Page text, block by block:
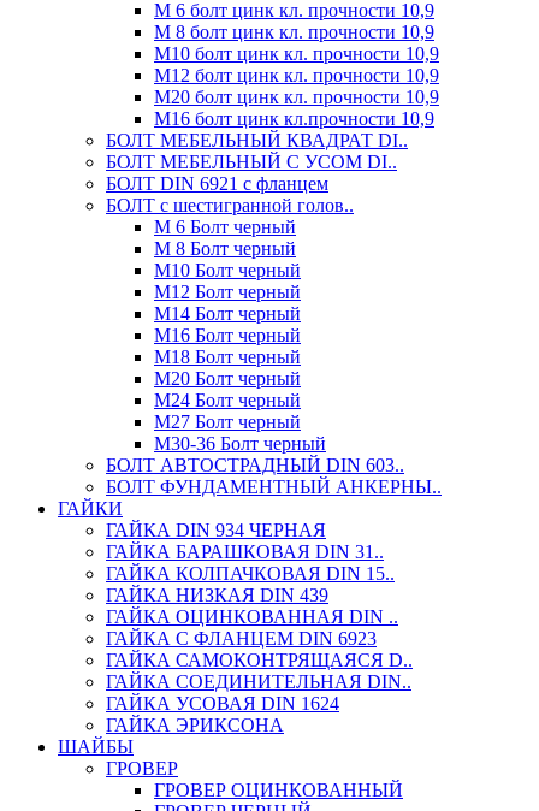
М 6 болт цинк кл. прочности 10,9
М 8 болт цинк кл. прочности 10,9
М10 болт цинк кл. прочности 10,9
М12 болт цинк кл. прочности 10,9
М20 болт цинк кл. прочности 10,9
М16 болт цинк кл.прочности 10,9
БОЛТ МЕБЕЛЬНЫЙ КВАДРАТ DI..
БОЛТ МЕБЕЛЬНЫЙ С УСОМ DI..
БОЛТ DIN 6921 c фланцем
БОЛТ с шестигранной голов..
М 6 Болт черный
М 8 Болт черный
М10 Болт черный
М12 Болт черный
М14 Болт черный
М16 Болт черный
М18 Болт черный
М20 Болт черный
М24 Болт черный
М27 Болт черный
М30-36 Болт черный
БОЛТ АВТОСТРАДНЫЙ DIN 603..
БОЛТ ФУНДАМЕНТНЫЙ АНКЕРНЫ..
ГАЙКИ
ГАЙКА DIN 934 ЧЕРНАЯ
ГАЙКА БАРАШКОВАЯ DIN 31..
ГАЙКА КОЛПАЧКОВАЯ DIN 15..
ГАЙКА НИЗКАЯ DIN 439
ГАЙКА ОЦИНКОВАННАЯ DIN ..
ГАЙКА С ФЛАНЦЕМ DIN 6923
ГАЙКА САМОКОНТРЯЩАЯСЯ D..
ГАЙКА СОЕДИНИТЕЛЬНАЯ DIN..
ГАЙКА УСОВАЯ DIN 1624
ГАЙКА ЭРИКСОНА
ШАЙБЫ
ГРОВЕР
ГРОВЕР ОЦИНКОВАННЫЙ